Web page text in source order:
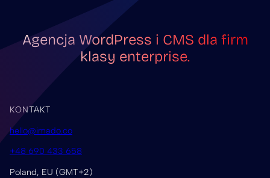
Agencja WordPress i CMS dla firm
klasy enterprise.
KONTAKT
hello@imado.co
+48 690 433 658
Poland, EU (GMT+2)